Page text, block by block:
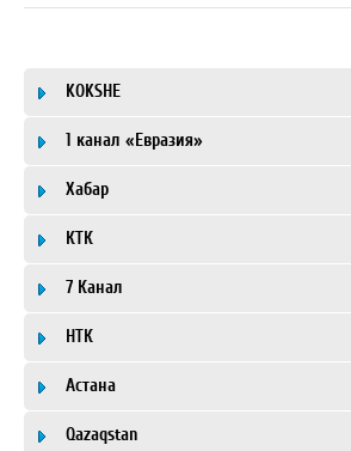
KOKSHE
1 канал «Евразия»
Хабар
КТК
7 Канал
НТК
Астана
Qazaqstan